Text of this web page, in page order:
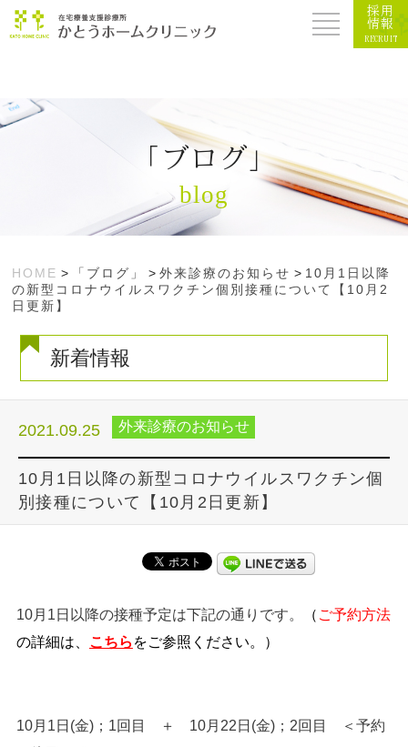
採用
情報
RECRUIT
「ブログ」
blog
HOME > 「ブログ」 >外来診療のお知らせ > 10月1日以降
の新型コロナウイルスワクチン個別接種について【10月2
日更新】
新着情報
2021.09.25 外来診療のお知らせ
10月1日以降の新型コロナウイルスワクチン個
別接種について【10月2日更新】
10月1日以降の接種予定は下記の通りです。 （ ご予約方法
の詳細は、 こちら をご参照ください。）
10月1日(金)；1回目 ＋ 10月22日(金)；2回目 ＜予約